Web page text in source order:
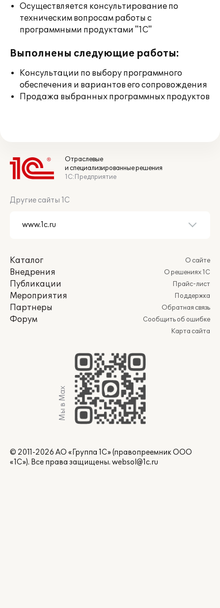
Осуществляется консультирование по
техническим вопросам работы с
программными продуктами "1С"
Выполнены следующие работы:
Консультации по выбору программного
обеспечения и вариантов его сопровождения
Продажа выбранных программных продуктов
Отраслевые
и специализированные решения
1С:Предприятие
Другие сайты 1С
Каталог
Внедрения
Публикации
Мероприятия
Партнеры
Форум
О сайте
О решениях 1С
Прайс-лист
Поддержка
Обратная связь
Сообщить об ошибке
Карта сайта
Мы в Max
© 2011-2026 АО «Группа 1С» (правопреемник ООО
«1С»). Все права защищены. websol@1c.ru